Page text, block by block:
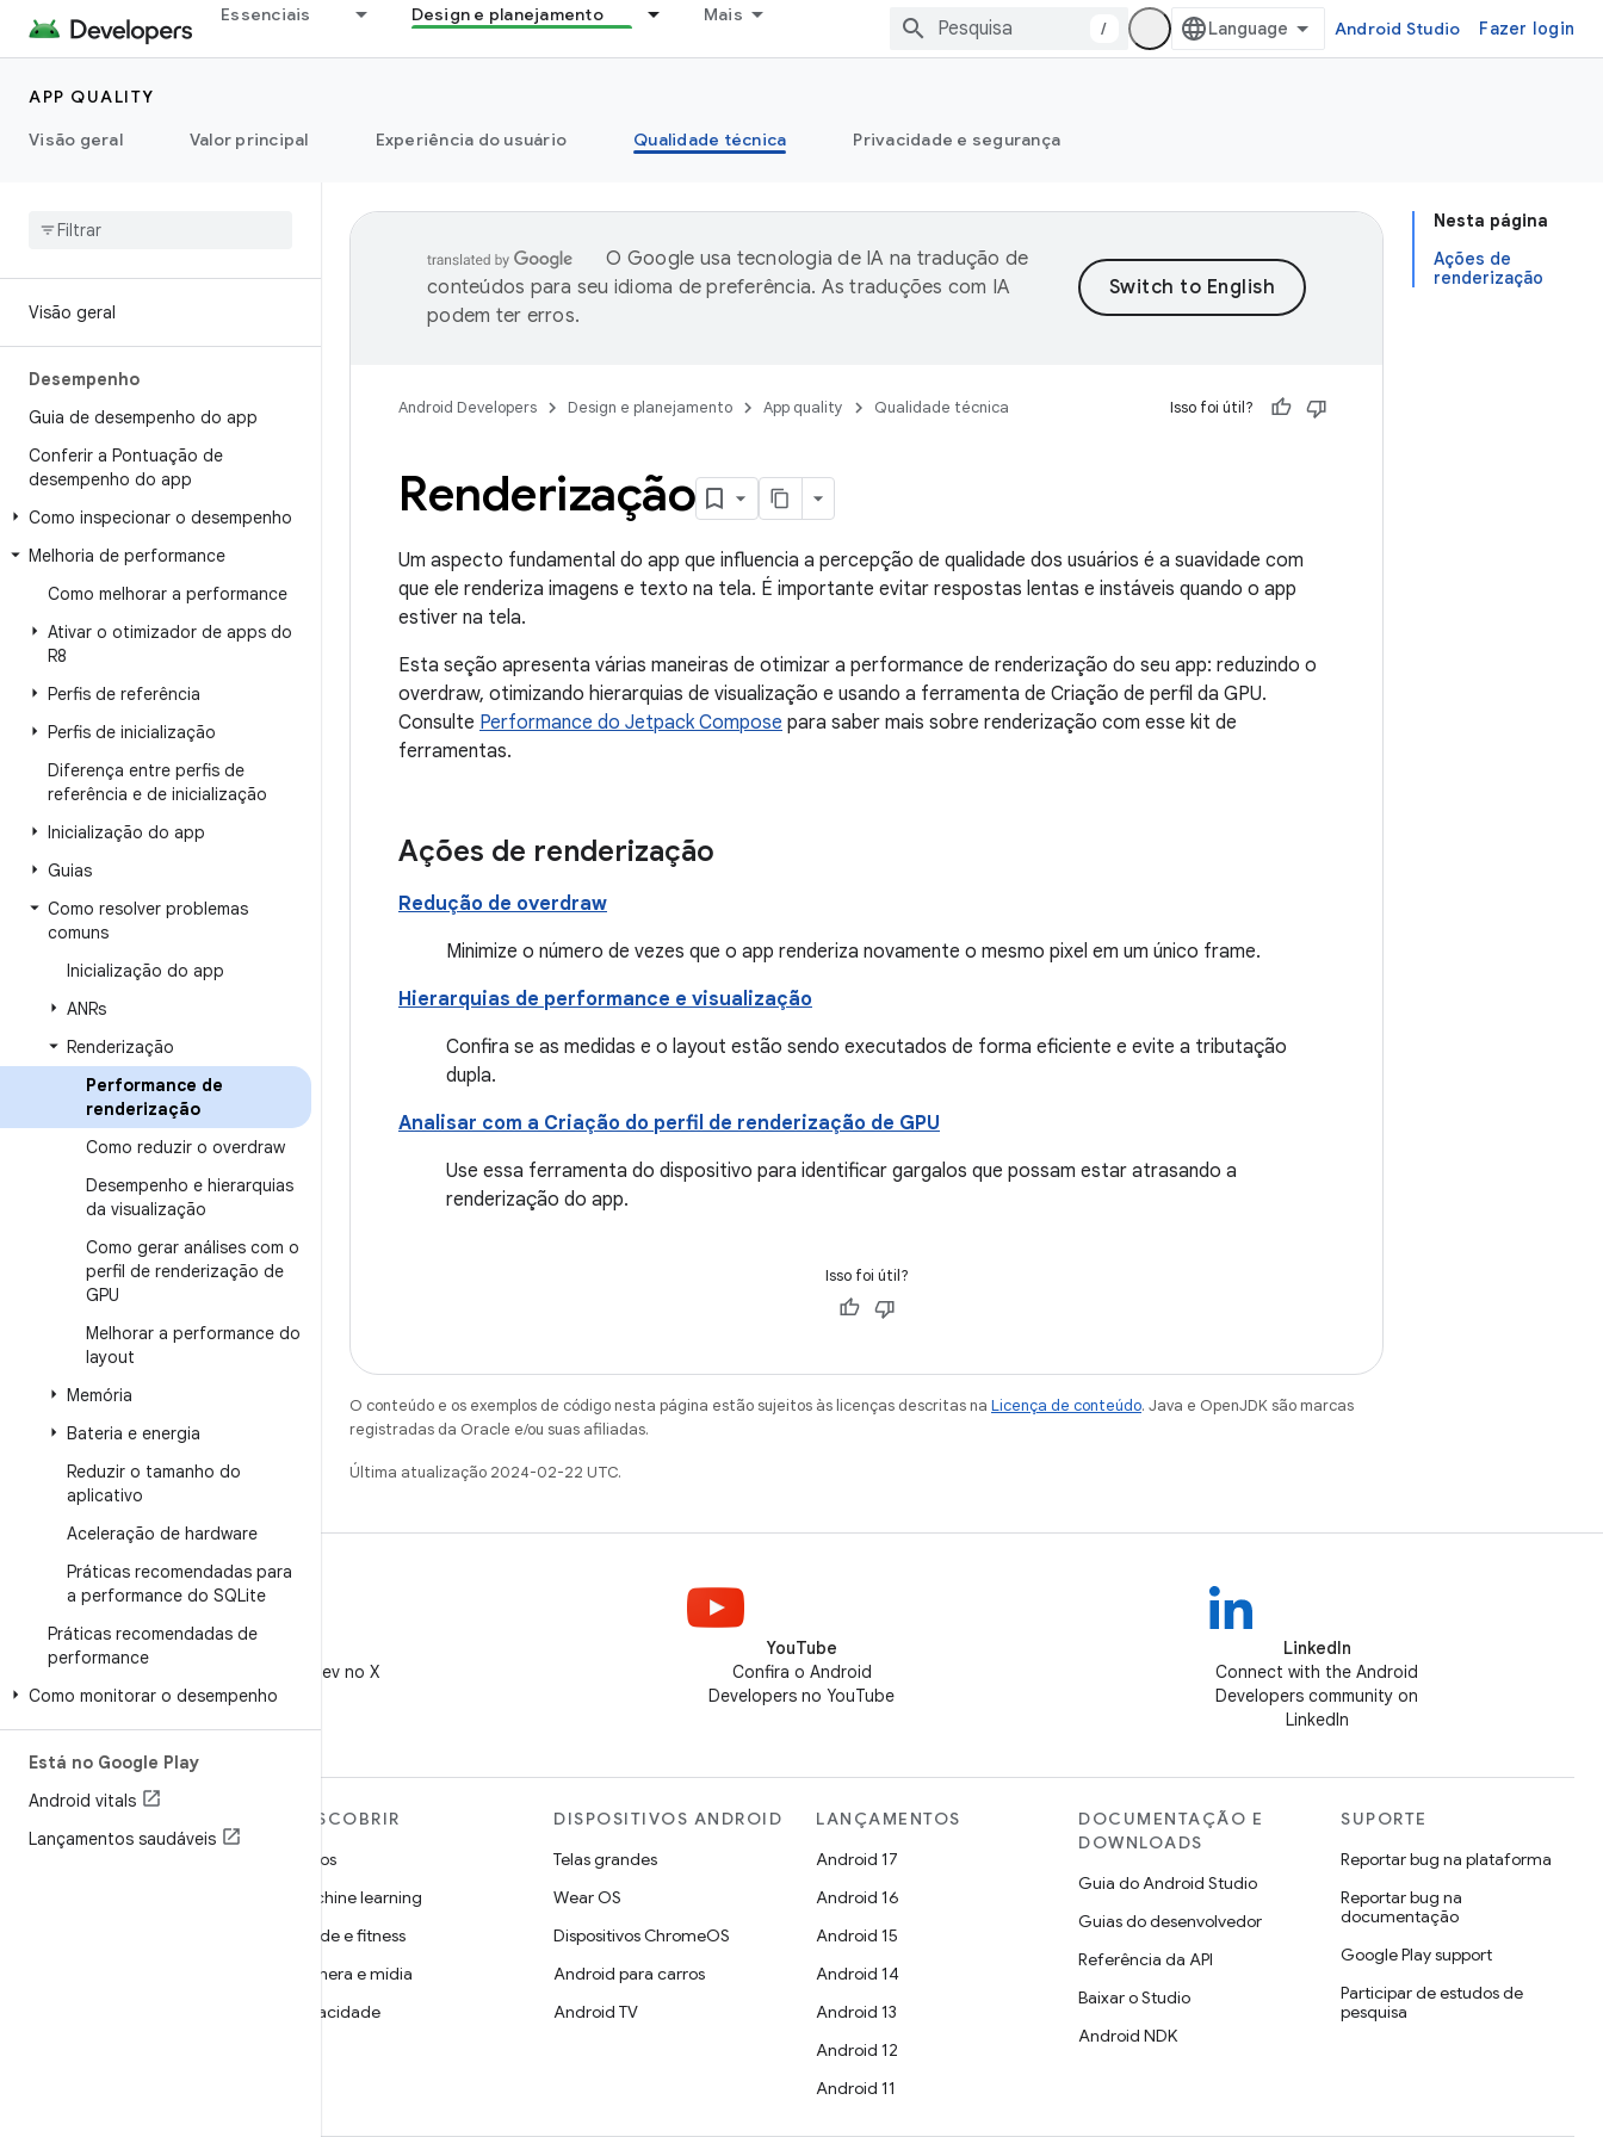
Essenciais Design e planejamento Mais
/ Android Studio Fazer login
APP QUALITY
Visão geral
Valor principal Experiência do usuário Qualidade técnica Privacidade e segurança
Visão geral
Desempenho
Guia de desempenho do app
Conferir a Pontuação de
desempenho do app
Como inspecionar o desempenho
Melhoria de performance
Como melhorar a performance
Ativar o otimizador de apps do
R8
Perfis de referência
Perfis de inicialização
Diferença entre perfis de
referência e de inicialização
Inicialização do app
Guias
Como resolver problemas
comuns
Inicialização do app
ANRs
Renderização
Performance de
renderização
Como reduzir o overdraw
Desempenho e hierarquias
da visualização
Como gerar análises com o
perfil de renderização de
GPU
Melhorar a performance do
layout
Memória
Bateria e energia
Reduzir o tamanho do
aplicativo
Aceleração de hardware
Práticas recomendadas para
a performance do SQLite
Práticas recomendadas de
performance
Como monitorar o desempenho
Está no Google Play
Android vitals
Lançamentos saudáveis
Nesta página
Ações de
renderização
O Google usa tecnologia de IA na tradução de
conteúdos para seu idioma de preferência. As traduções com IA
podem ter erros.
Android Developers Design e planejamento App quality Qualidade técnica Isso foi útil?
Renderização
Um aspecto fundamental do app que influencia a percepção de qualidade dos usuários é a suavidade com
que ele renderiza imagens e texto na tela. É importante evitar respostas lentas e instáveis quando o app
estiver na tela.
Esta seção apresenta várias maneiras de otimizar a performance de renderização do seu app: reduzindo o
overdraw, otimizando hierarquias de visualização e usando a ferramenta de Criação de perfil da GPU.
Consulte Performance do Jetpack Compose para saber mais sobre renderização com esse kit de
ferramentas.
Ações de renderização
Redução de overdraw
Minimize o número de vezes que o app renderiza novamente o mesmo pixel em um único frame.
Hierarquias de performance e visualização
Confira se as medidas e o layout estão sendo executados de forma eficiente e evite a tributação
dupla.
Analisar com a Criação do perfil de renderização de GPU
Use essa ferramenta do dispositivo para identificar gargalos que possam estar atrasando a
renderização do app.
Isso foi útil?
O conteúdo e os exemplos de código nesta página estão sujeitos às licenças descritas na Licença de conteúdo. Java e OpenJDK são marcas
registradas da Oracle e/ou suas afiliadas.
Última atualização 2024-02-22 UTC.
Siga @AndroidDev no X
YouTube
Confira o Android
Developers no YouTube
LinkedIn
Connect with the Android
Developers community on
LinkedIn
DESCOBRIR
Jogos
Machine learning
Saúde e fitness
Câmera e mídia
Privacidade
DISPOSITIVOS ANDROID
Telas grandes
Wear OS
Dispositivos ChromeOS
Android para carros
Android TV
LANÇAMENTOS
Android 17
Android 16
Android 15
Android 14
Android 13
Android 12
Android 11
DOCUMENTAÇÃO E
DOWNLOADS
Guia do Android Studio
Guias do desenvolvedor
Referência da API
Baixar o Studio
Android NDK
SUPORTE
Reportar bug na plataforma
Reportar bug na
documentação
Google Play support
Participar de estudos de
pesquisa